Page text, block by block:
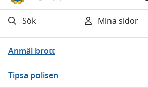
Sök Mina sidor
Anmäl brott
Tipsa polisen